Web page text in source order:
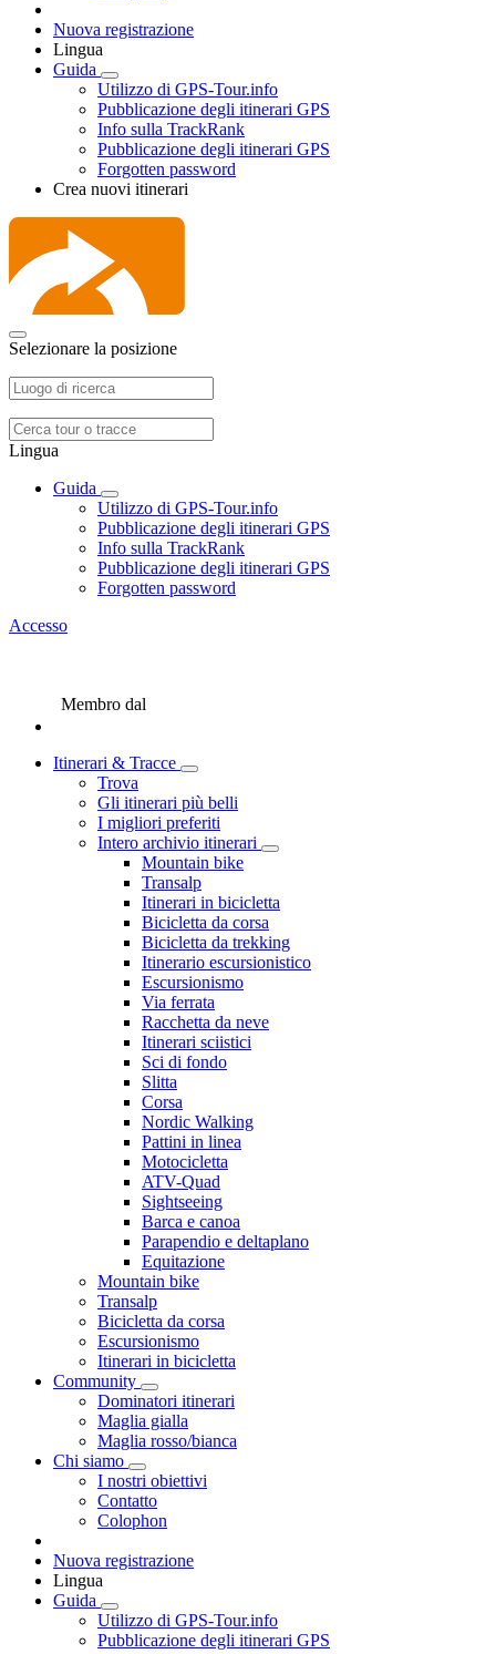
Nuova registrazione
Lingua
Guida
Utilizzo di GPS-Tour.info
Pubblicazione degli itinerari GPS
Info sulla TrackRank
Pubblicazione degli itinerari GPS
Forgotten password
Crea nuovi itinerari
Selezionare la posizione
Lingua
Guida
Utilizzo di GPS-Tour.info
Pubblicazione degli itinerari GPS
Info sulla TrackRank
Pubblicazione degli itinerari GPS
Forgotten password
Accesso
Membro dal
Itinerari & Tracce
Trova
Gli itinerari più belli
I migliori preferiti
Intero archivio itinerari
Mountain bike
Transalp
Itinerari in bicicletta
Bicicletta da corsa
Bicicletta da trekking
Itinerario escursionistico
Escursionismo
Via ferrata
Racchetta da neve
Itinerari sciistici
Sci di fondo
Slitta
Corsa
Nordic Walking
Pattini in linea
Motocicletta
ATV-Quad
Sightseeing
Barca e canoa
Parapendio e deltaplano
Equitazione
Mountain bike
Transalp
Bicicletta da corsa
Escursionismo
Itinerari in bicicletta
Community
Dominatori itinerari
Maglia gialla
Maglia rosso/bianca
Chi siamo
I nostri obiettivi
Contatto
Colophon
Nuova registrazione
Lingua
Guida
Utilizzo di GPS-Tour.info
Pubblicazione degli itinerari GPS